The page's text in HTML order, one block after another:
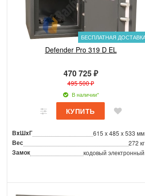
БЕСПЛАТНАЯ
Defender Pro 319 D EL
470 725 ₽
495 500 ₽
В наличии*
ВxШxГ 615 x 485 x 533 мм
Вес 272 кг
Замок кодовый электронный